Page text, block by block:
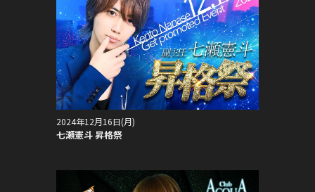
2024年12月16日(月)
七瀬憲斗 昇格祭